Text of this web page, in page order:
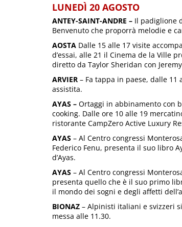
LUNEDÌ 20 AGOSTO
ANTEY-SAINT-ANDRE – Il padiglione
Benvenuto che proporrà melodie e
AOSTA Dalle 15 alle 17 visite
d’essai, alle 21 il Cinema de la Ville
diretto da Taylor Sheridan con
ARVIER – Fa tappa in paese, dalle 11
assistita.
AYAS – Ortaggi in abbinamento con
cooking. Dalle ore 10 alle 19
ristorante CampZero Active Luxury
AYAS – Al Centro congressi
Federico Fenu, presenta il suo libro
d’Ayas.
AYAS – Al Centro congressi
presenta quello che è il suo primo
il mondo dei sogni e degli affetti
BIONAZ – Alpinisti italiani e svizzeri
messa alle 11.30.